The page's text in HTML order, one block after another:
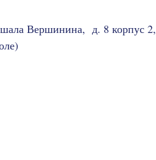
Вершинина, д. 8 корпус 2,